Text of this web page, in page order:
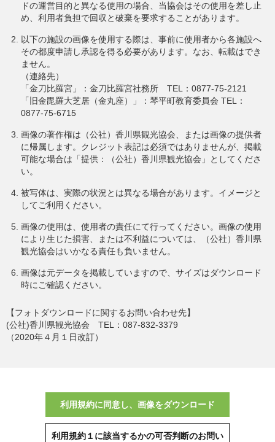
ドの運営目的と異なる使用の場合、当協会はその使用を差し止
め、利用者負担で回収と破棄を要求することがあります。
以下の施設の画像を使用する際は、事前に使用者から各施設へ
その都度申請し承認を得る必要があります。なお、転載はでき
ません。
（連絡先）
「金刀比羅宮」：金刀比羅宮社務所 TEL：0877-75-2121
「旧金毘羅大芝居（金丸座）」：琴平町教育委員会 TEL：
0877-75-6715
画像の著作権は（公社）香川県観光協会、または画像の提供者
に帰属します。クレジット表記は必須ではありませんが、掲載
可能な場合は「提供：（公社）香川県観光協会」としてくださ
い。
被写体は、実際の状況とは異なる場合があります。イメージと
してご利用ください。
画像の使用は、使用者の責任にて行ってください。画像の使用
により生じた損害、または不利益については、（公社）香川県
観光協会はいかなる責任も負いません。
画像は元データを掲載していますので、サイズはダウンロード
時にご確認ください。
【フォトダウンロードに関するお問い合わせ先】
(公社)香川県観光協会 TEL：087-832-3379
（2020年４月１日改訂）
利用規約に同意し、画像をダウンロード
利用規約１に該当するかの可否判断のお問い